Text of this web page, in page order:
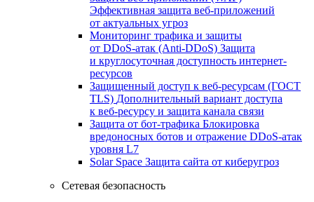
Эффективная защита веб-приложений
от актуальных угроз
Мониторинг трафика и защиты
от DDoS‑атак (Anti‑DDoS) Защита
и круглосуточная доступность интернет-
ресурсов
Защищенный доступ к веб-ресурсам (ГОСТ
TLS) Дополнительный вариант доступа
к веб‑ресурсу и защита канала связи
Защита от бот‑трафика Блокировка
вредоносных ботов и отражение DDoS‑атак
уровня L7
Solar Space Защита сайта от киберугроз
Сетевая безопасность